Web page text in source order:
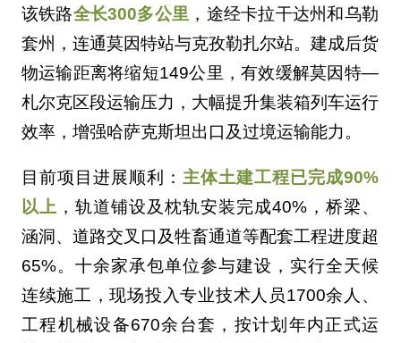
该铁路全长300多公里 ，途经卡拉干达州和乌勒
套州，连通莫因特站与克孜勒扎尔站。建成后货
物运输距离将缩短149公里，有效缓解莫因特—
札尔克区段运输压力，大幅提升集装箱列车运行
效率，增强哈萨克斯坦出口及过境运输能力。
目前项目进展顺利： 主体土建工程已完成90%
以上 ，轨道铺设及枕轨安装完成40%，桥梁、
涵洞、道路交叉口及牲畜通道等配套工程进度超
65%。十余家承包单位参与建设，实行全天候
连续施工，现场投入专业技术人员1700余人、
工程机械设备670余台套，按计划年内正式运